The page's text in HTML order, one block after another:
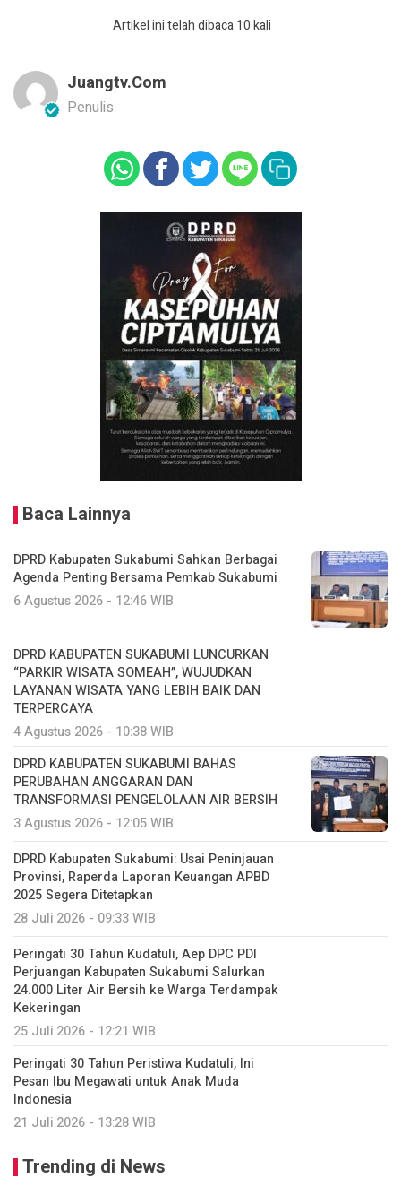
Artikel ini telah dibaca 10 kali
Juangtv.com
Penulis
Baca Lainnya
DPRD Kabupaten Sukabumi Sahkan Berbagai
Agenda Penting Bersama Pemkab Sukabumi
6 Agustus 2026 - 12:46 WIB
DPRD KABUPATEN SUKABUMI LUNCURKAN
“PARKIR WISATA SOMEAH”, WUJUDKAN
LAYANAN WISATA YANG LEBIH BAIK DAN
TERPERCAYA
4 Agustus 2026 - 10:38 WIB
DPRD KABUPATEN SUKABUMI BAHAS
PERUBAHAN ANGGARAN DAN
TRANSFORMASI PENGELOLAAN AIR BERSIH
3 Agustus 2026 - 12:05 WIB
DPRD Kabupaten Sukabumi: Usai Peninjauan
Provinsi, Raperda Laporan Keuangan APBD
2025 Segera Ditetapkan
28 Juli 2026 - 09:33 WIB
Peringati 30 Tahun Kudatuli, Aep DPC PDI
Perjuangan Kabupaten Sukabumi Salurkan
24.000 Liter Air Bersih ke Warga Terdampak
Kekeringan
25 Juli 2026 - 12:21 WIB
Peringati 30 Tahun Peristiwa Kudatuli, Ini
Pesan Ibu Megawati untuk Anak Muda
Indonesia
21 Juli 2026 - 13:28 WIB
Trending di News